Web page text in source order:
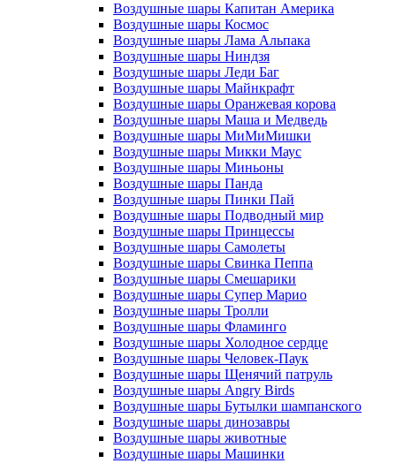
Воздушные шары Капитан Америка
Воздушные шары Космос
Воздушные шары Лама Альпака
Воздушные шары Ниндзя
Воздушные шары Леди Баг
Воздушные шары Майнкрафт
Воздушные шары Оранжевая корова
Воздушные шары Маша и Медведь
Воздушные шары МиМиМишки
Воздушные шары Микки Маус
Воздушные шары Миньоны
Воздушные шары Панда
Воздушные шары Пинки Пай
Воздушные шары Подводный мир
Воздушные шары Принцессы
Воздушные шары Самолеты
Воздушные шары Свинка Пеппа
Воздушные шары Смешарики
Воздушные шары Супер Марио
Воздушные шары Тролли
Воздушные шары Фламинго
Воздушные шары Холодное сердце
Воздушные шары Человек-Паук
Воздушные шары Щенячий патруль
Воздушные шары Angry Birds
Воздушные шары Бутылки шампанского
Воздушные шары динозавры
Воздушные шары животные
Воздушные шары Машинки